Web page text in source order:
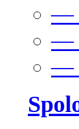
—
—
—